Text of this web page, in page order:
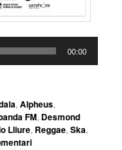
00:00
,Alpheus,
FM, Desmond
Lliure, Reggae,Ska,